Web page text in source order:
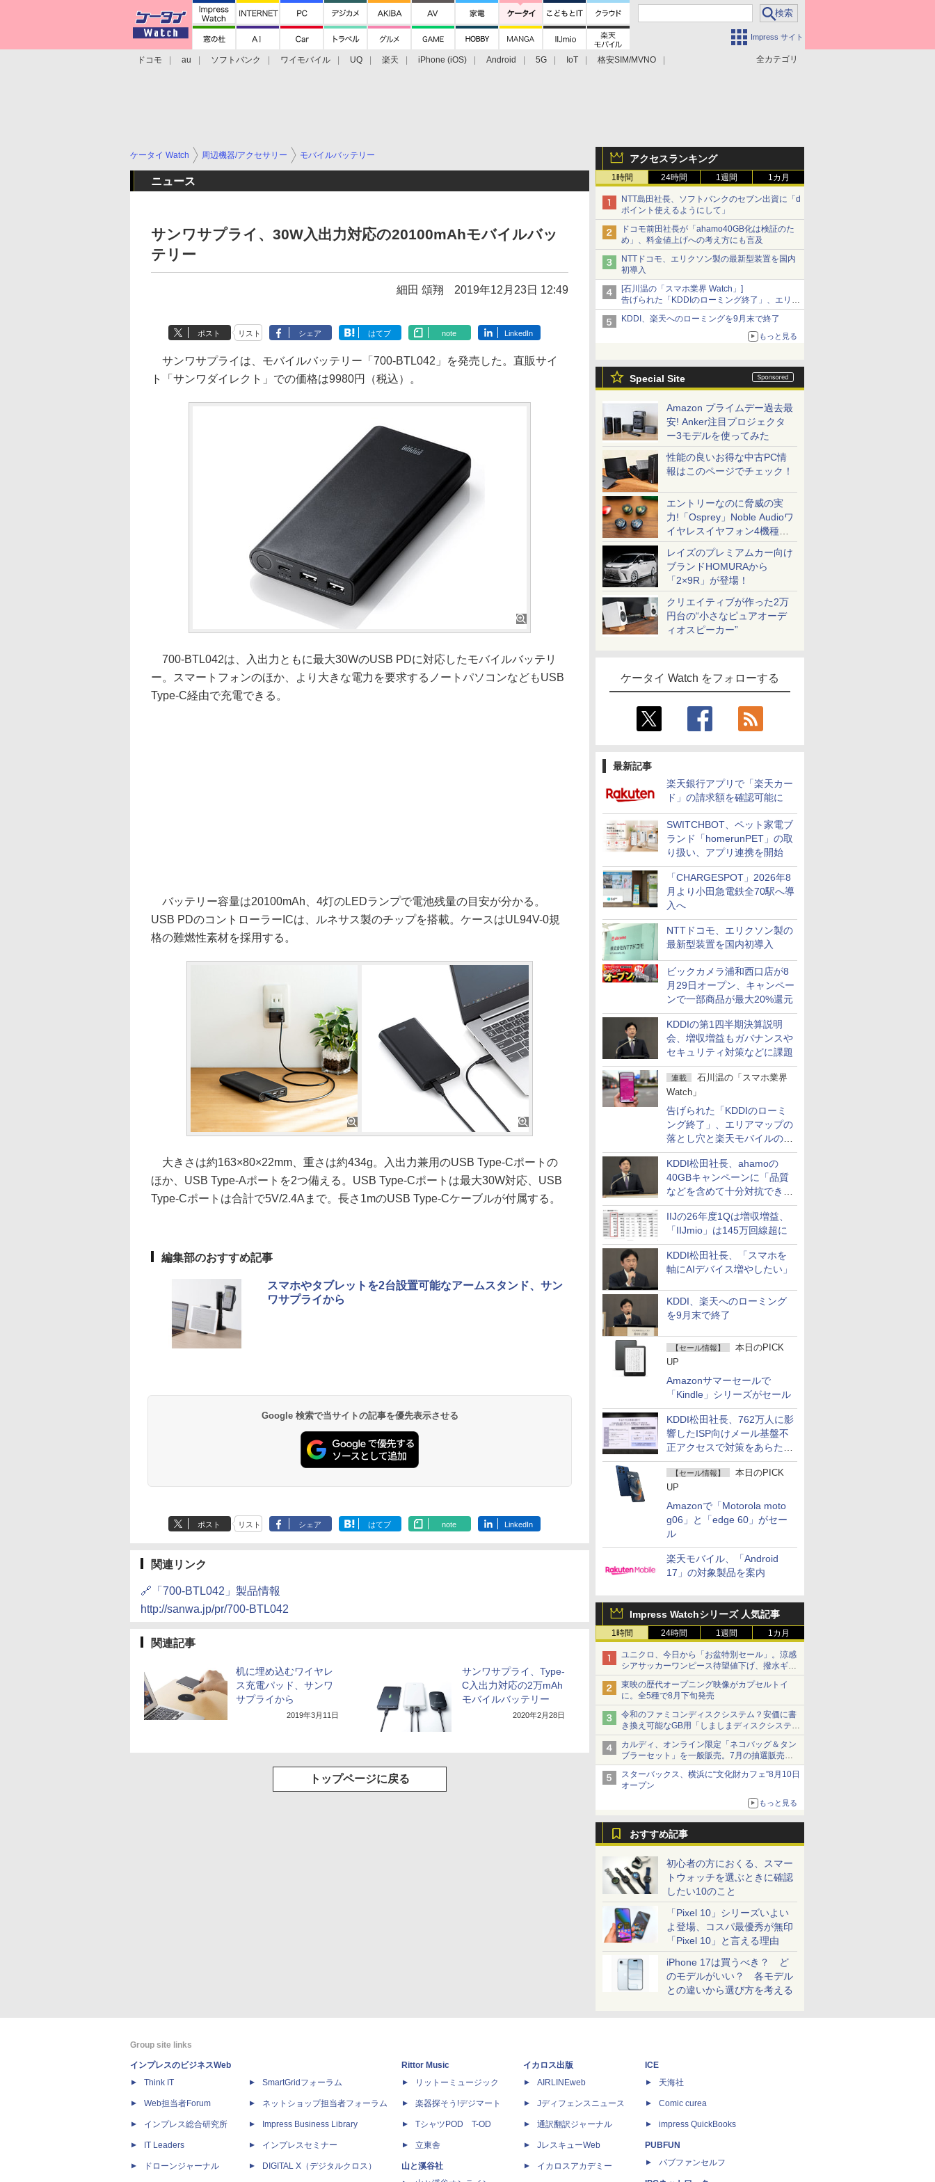
Impress サイト
全カテゴリ
ドコモ au ソフトバンク ワイモバイル UQ 楽天 iPhone (iOS) Android 5G IoT
格安SIM/MVNO
アクセスランキング
1時間 24時間 1週間 1カ月
NTT島田社長、ソフトバンクのセブン出資に「d
ポイント使えるようにして」
ドコモ前田社長が「ahamo40GB化は検証のた
め」、料金値上げへの考え方にも言及
NTTドコモ、エリクソン製の最新型装置を国内
初導入
[石川温の「スマホ業界 Watch」]
告げられた「KDDIのローミング終了」、エリア
マップの落とし穴と楽天モバイルの課題
KDDI、楽天へのローミングを9月末で終了
もっと見る
Special Site
Amazon プライムデー過去最
安! Anker注目プロジェクタ
ー3モデルを使ってみた
性能の良いお得な中古PC情
報はこのページでチェック！
エントリーなのに脅威の実
力!「Osprey」Noble Audioワ
イヤレスイヤフォン4機種を
一気に聴く
レイズのプレミアムカー向け
ブランドHOMURAから
「2×9R」が登場！
クリエイティブが作った2万
円台の“小さなピュアオーデ
ィオスピーカー”
ケータイ Watch をフォローする
最新記事
楽天銀行アプリで「楽天カー
ド」の請求額を確認可能に
SWITCHBOT、ペット家電ブ
ランド「homerunPET」の取
り扱い、アプリ連携を開始
「CHARGESPOT」2026年8
月より小田急電鉄全70駅へ導
入へ
NTTドコモ、エリクソン製の
最新型装置を国内初導入
ビックカメラ浦和西口店が8
月29日オープン、キャンペー
ンで一部商品が最大20%還元
KDDIの第1四半期決算説明
会、増収増益もガバナンスや
セキュリティ対策などに課題
連載
石川温の「スマホ業界
Watch」
告げられた「KDDIのローミ
ング終了」、エリアマップの
落とし穴と楽天モバイルの課
題
KDDI松田社長、ahamoの
40GBキャンペーンに「品質
などを含めて十分対抗でき
る」
IIJの26年度1Qは増収増益、
「IIJmio」は145万回線超に
KDDI松田社長、「スマホを
軸にAIデバイス増やしたい」
KDDI、楽天へのローミング
を9月末で終了
【セール情報】
本日のPICK
UP
Amazonサマーセールで
「Kindle」シリーズがセール
KDDI松田社長、762万人に影
響したISP向けメール基盤不
正アクセスで対策をあらため
て説明
【セール情報】
本日のPICK
UP
Amazonで「Motorola moto
g06」と「edge 60」がセー
ル
楽天モバイル、「Android
17」の対象製品を案内
Impress Watchシリーズ 人気記事
1時間 24時間 1週間 1カ月
ユニクロ、今日から「お盆特別セール」。涼感
シアサッカーワンピース待望値下げ、撥水ギア
ショーツは1990円に
東映の歴代オープニング映像がカプセルトイ
に。全5種で8月下旬発売
令和のファミコンディスクシステム？安価に書
き換え可能なGB用「しましまディスクシステ
ム」
カルディ、オンライン限定「ネコバッグ＆タン
ブラーセット」を一般販売。7月の抽選販売の
当選無効分
スターバックス、横浜に“文化財カフェ”8月10日
オープン
もっと見る
おすすめ記事
初心者の方におくる、スマー
トウォッチを選ぶときに確認
したい10のこと
「Pixel 10」シリーズいよい
よ登場、コスパ最優秀が無印
「Pixel 10」と言える理由
iPhone 17は買うべき？ ど
のモデルがいい？ 各モデル
との違いから選び方を考える
ケータイ Watch 周辺機器/アクセサリー モバイルバッテリー
ニュース
サンワサプライ、30W入出力対応の20100mAhモバイルバッ
テリー
細田 頌翔 2019年12月23日 12:49
ポスト リスト シェア はてブ note LinkedIn
サンワサプライは、モバイルバッテリー「700-BTL042」を発売した。直販サイ
ト「サンワダイレクト」での価格は9980円（税込）。
700-BTL042は、入出力ともに最大30WのUSB PDに対応したモバイルバッテリ
ー。スマートフォンのほか、より大きな電力を要求するノートパソコンなどもUSB
Type-C経由で充電できる。
バッテリー容量は20100mAh、4灯のLEDランプで電池残量の目安が分かる。
USB PDのコントローラーICは、ルネサス製のチップを搭載。ケースはUL94V-0規
格の難燃性素材を採用する。
大きさは約163×80×22mm、重さは約434g。入出力兼用のUSB Type-Cポートの
ほか、USB Type-Aポートを2つ備える。USB Type-Cポートは最大30W対応、USB
Type-Cポートは合計で5V/2.4Aまで。長さ1mのUSB Type-Cケーブルが付属する。
編集部のおすすめ記事
スマホやタブレットを2台設置可能なアームスタンド、サン
ワサプライから
Google 検索で当サイトの記事を優先表示させる
ポスト リスト シェア はてブ note LinkedIn
関連リンク
🔗「700-BTL042」製品情報
http://sanwa.jp/pr/700-BTL042
関連記事
机に埋め込むワイヤレ
ス充電パッド、サンワ
サプライから
2019年3月11日
サンワサプライ、Type-
C入出力対応の2万mAh
モバイルバッテリー
2020年2月28日
トップページに戻る
Group site links
インプレスのビジネスWeb
Think IT
Web担当者Forum
インプレス総合研究所
IT Leaders
ドローンジャーナル
SmartGridフォーラム
ネットショップ担当者フォーラム
Impress Business Library
インプレスセミナー
DIGITAL X（デジタルクロス）
Rittor Music
リットーミュージック
楽器探そう!デジマート
TシャツPOD T-OD
立東舎
山と溪谷社
イカロス出版
AIRLINEweb
Jディフェンスニュース
通訳翻訳ジャーナル
JレスキューWeb
イカロスアカデミー
ICE
天海社
Comic curea
impress QuickBooks
PUBFUN
パブファンセルフ